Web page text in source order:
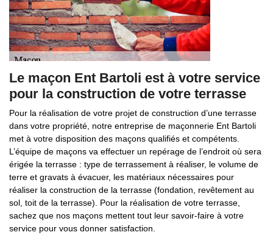
Le maçon Ent Bartoli est à votre service
pour la construction de votre terrasse
Pour la réalisation de votre projet de construction d’une terrasse
dans votre propriété, notre entreprise de maçonnerie Ent Bartoli
met à votre disposition des maçons qualifiés et compétents.
L’équipe de maçons va effectuer un repérage de l’endroit où sera
érigée la terrasse : type de terrassement à réaliser, le volume de
terre et gravats à évacuer, les matériaux nécessaires pour
réaliser la construction de la terrasse (fondation, revêtement au
sol, toit de la terrasse). Pour la réalisation de votre terrasse,
sachez que nos maçons mettent tout leur savoir-faire à votre
service pour vous donner satisfaction.